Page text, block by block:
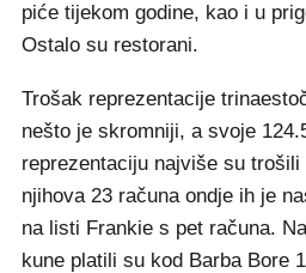
piće tijekom godine, kao i u
Ostalo su restorani.
Trošak reprezentacije
nešto je skromniji, a svoje
reprezentaciju najviše su trošili
njihova 23 računa ondje ih je
na listi Frankie s pet računa.
kune platili su kod Barba Bore